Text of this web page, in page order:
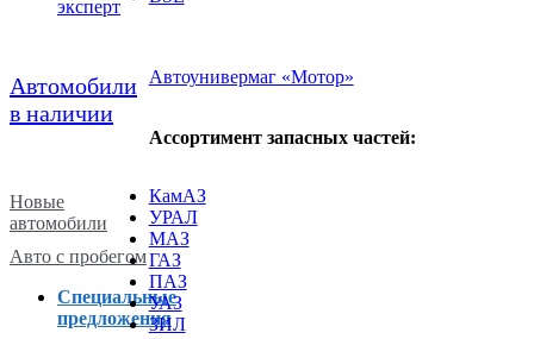
в наличии
автомобили
Авто с пробегом
Специальные
предложения
УРАЛ
МАЗ
ГАЗ
ПАЗ
УАЗ
ЗИЛ
Тракторы